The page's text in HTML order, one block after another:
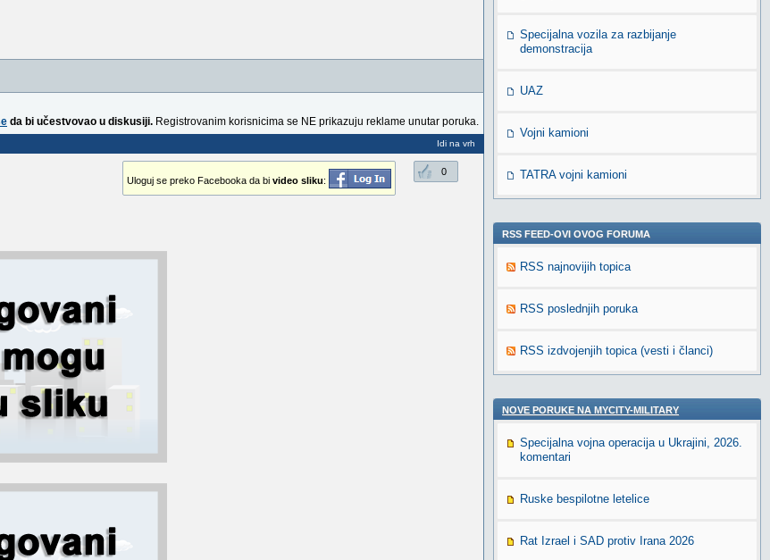
da bi učestvovao u diskusiji. Registrovanim korisnicima se NE prikazuju reklame unutar poruka.
Idi na vrh
0
Uloguj se preko Facebooka da bi video sliku:
Specijalna vozila za razbijanje
demonstracija
UAZ
Vojni kamioni
TATRA vojni kamioni
RSS FEED-OVI OVOG FORUMA
RSS najnovijih topica
RSS poslednjih poruka
RSS izdvojenjih topica (vesti i članci)
NOVE PORUKE NA MYCITY-MILITARY
Specijalna vojna operacija u Ukrajini, 2026.
komentari
Ruske bespilotne letelice
Rat Izrael i SAD protiv Irana 2026